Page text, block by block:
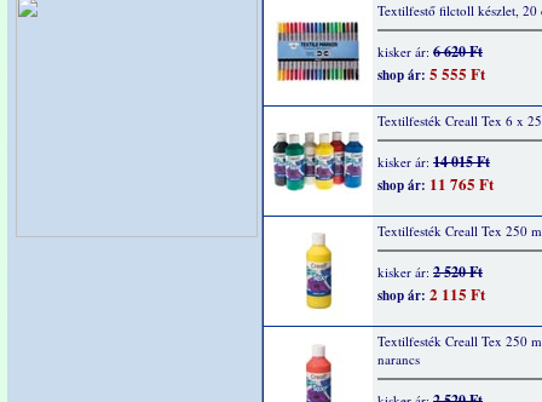
Textilfestő filctoll készlet, 20
kisker ár: 6 620 Ft
shop ár: 5 555 Ft
Textilfesték Creall Tex 6 x
kisker ár: 14 015 Ft
shop ár: 11 765 Ft
Textilfesték Creall Tex 250
kisker ár: 2 520 Ft
shop ár: 2 115 Ft
Textilfesték Creall Tex 250
narancs